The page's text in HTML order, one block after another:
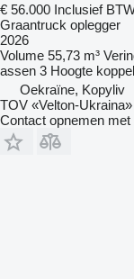
€ 56.000 Inclusief
Graantruck oplegger
2026
Volume 55,73 m³
assen 3 Hoogte
Oekraïne, Kopyliv
TOV «Velton-Ukraina»
Contact opnemen